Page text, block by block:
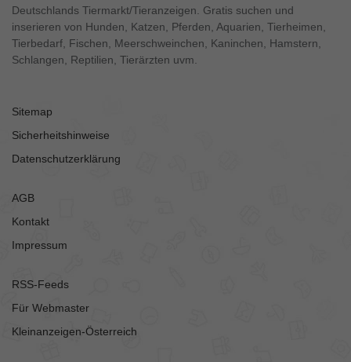
Deutschlands Tiermarkt/Tieranzeigen. Gratis suchen und
inserieren von Hunden, Katzen, Pferden, Aquarien, Tierheimen,
Tierbedarf, Fischen, Meerschweinchen, Kaninchen, Hamstern,
Schlangen, Reptilien, Tierärzten uvm.
Sitemap
Sicherheitshinweise
Datenschutzerklärung
AGB
Kontakt
Impressum
RSS-Feeds
Für Webmaster
Kleinanzeigen-Österreich